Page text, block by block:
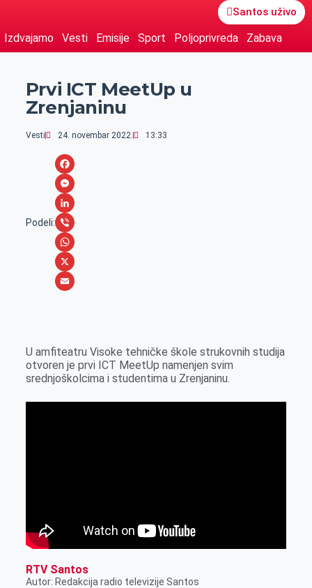
Santos uživo
Izdvajamo Vesti Emisije Sport Poljoprivreda Zabava
Prvi ICT MeetUp u
Zrenjaninu
Vesti 24. novembar 2022. 13:33
Podeli:
F
a
c
e
b
o
M
e
s
s
e
r
L
i
n
k
n
V
i
b
W
h
A
p
X
i
l
U amfiteatru Visoke tehničke škole strukovnih studija
otvoren je prvi ICT MeetUp namenjen svim
srednjoškolcima i studentima u Zrenjaninu.
RTV Santos
Autor: Redakcija radio televizije Santos